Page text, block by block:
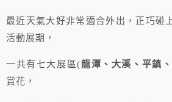
最近天氣大好非常適合外出，正巧碰
活動展期，
一共有七大展區(龍潭、大溪、平鎮
賞花，